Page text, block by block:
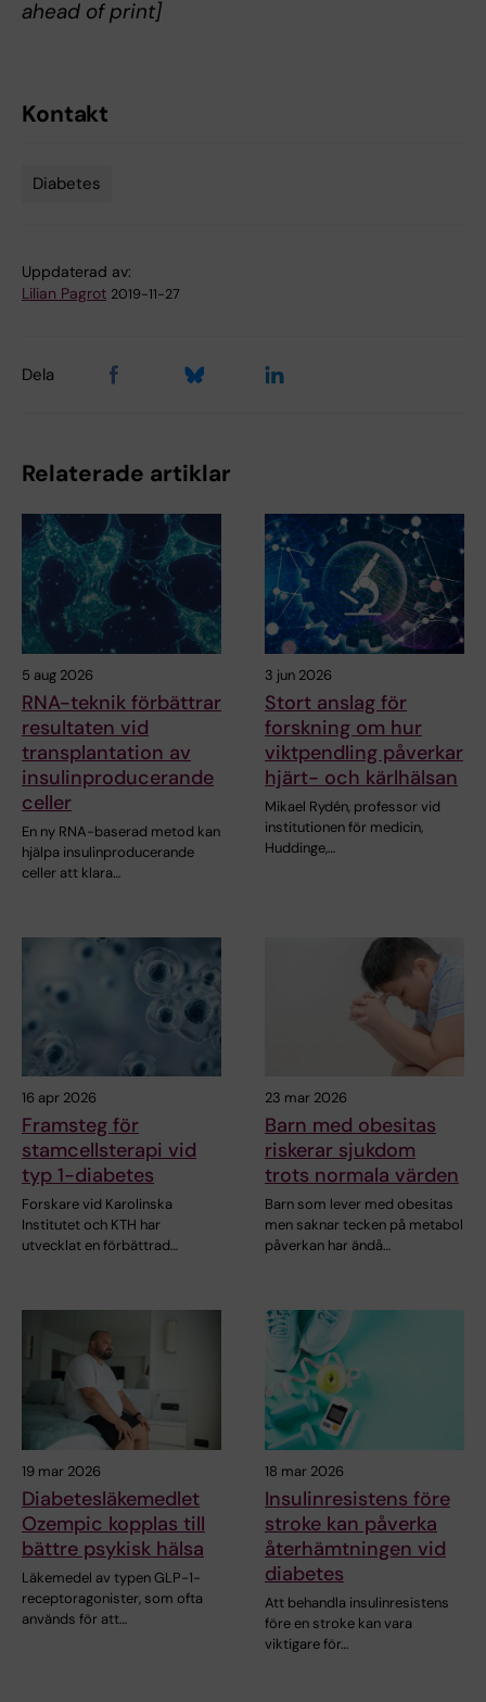
ahead of print]
Kontakt
Diabetes
Uppdaterad av:
Lilian Pagrot 2019-11-27
Dela
Relaterade artiklar
5 aug 2026
RNA-teknik förbättrar
resultaten vid
transplantation av
insulinproducerande
celler
En ny RNA-baserad metod kan
hjälpa insulinproducerande
celler att klara…
3 jun 2026
Stort anslag för
forskning om hur
viktpendling påverkar
hjärt- och kärlhälsan
Mikael Rydén, professor vid
institutionen för medicin,
Huddinge,…
16 apr 2026
Framsteg för
stamcellsterapi vid
typ 1-diabetes
Forskare vid Karolinska
Institutet och KTH har
utvecklat en förbättrad…
23 mar 2026
Barn med obesitas
riskerar sjukdom
trots normala värden
Barn som lever med obesitas
men saknar tecken på metabol
påverkan har ändå…
19 mar 2026
Diabetesläkemedlet
Ozempic kopplas till
bättre psykisk hälsa
Läkemedel av typen GLP-1-
receptoragonister, som ofta
används för att…
18 mar 2026
Insulinresistens före
stroke kan påverka
återhämtningen vid
diabetes
Att behandla insulinresistens
före en stroke kan vara
viktigare för…